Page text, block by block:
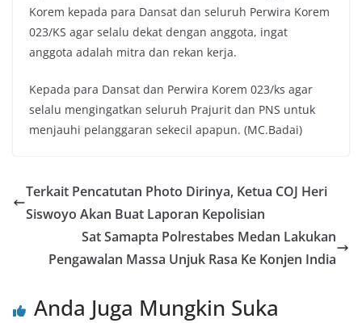
Korem kepada para Dansat dan seluruh Perwira Korem
023/KS agar selalu dekat dengan anggota, ingat
anggota adalah mitra dan rekan kerja.
Kepada para Dansat dan Perwira Korem 023/ks agar
selalu mengingatkan seluruh Prajurit dan PNS untuk
menjauhi pelanggaran sekecil apapun. (MC.Badai)
Terkait Pencatutan Photo Dirinya, Ketua COJ Heri
Siswoyo Akan Buat Laporan Kepolisian
Sat Samapta Polrestabes Medan Lakukan
Pengawalan Massa Unjuk Rasa Ke Konjen India
Anda Juga Mungkin Suka